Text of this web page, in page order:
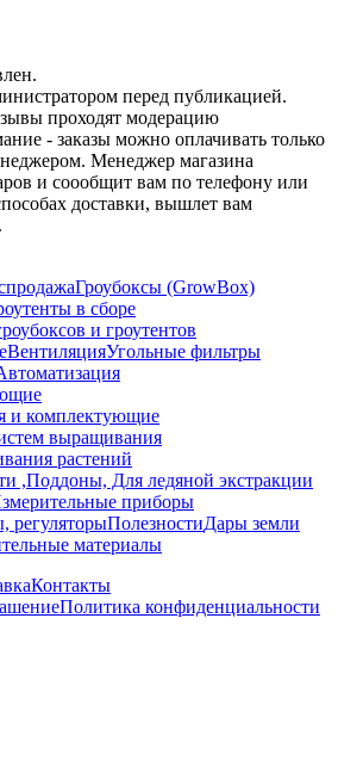
перед публикацией.
проходят модерацию
- заказы можно оплачивать только
Менеджер магазина
и соообщит вам по телефону или
доставки, вышлет вам
Гроубоксы (GrowBox)
в сборе
и гроутентов
ВентиляцияУгольные фильтры
и комплектующие
выращивания
растений
,Поддоны, Для ледяной экстракции
приборы
регуляторыПолезностиДары земли
материалы
Контакты
Политика конфиденциальности